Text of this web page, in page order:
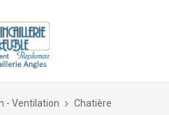
- Ventilation Chatière